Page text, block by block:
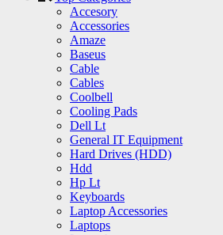
Accesory
Accessories
Amaze
Baseus
Cable
Cables
Coolbell
Cooling Pads
Dell Lt
General IT Equipment
Hard Drives (HDD)
Hdd
Hp Lt
Keyboards
Laptop Accessories
Laptops